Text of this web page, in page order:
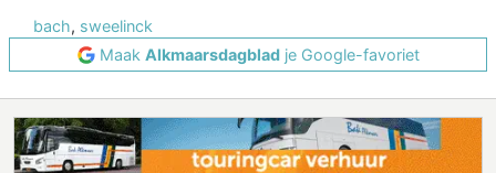
bach, sweelinck
Maak Alkmaarsdagbladje Google-favoriet